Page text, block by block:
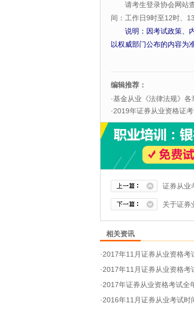
请考生登录协会网站
间：工作日9时至12时、
说明：因考试政策、
以权威部门公布的内容为
编辑推荐：
·基金从业《法律法规》各
·2019年证券从业资格证考
证券从业
关于证券
相关资讯
·2017年11月证券从业资格考
·2017年11月证券从业资格考
·2017年证券从业资格考试全
·2016年11月证券从业考试时